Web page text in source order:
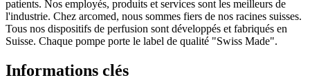
patients. Nos employés, produits et services sont les meilleurs de
l'industrie. Chez arcomed, nous sommes fiers de nos racines suisses.
Tous nos dispositifs de perfusion sont développés et fabriqués en
Suisse. Chaque pompe porte le label de qualité "Swiss Made".
Informations clés